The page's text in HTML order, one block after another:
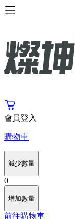
會員登入
購物車
減少數量
0
增加數量
前往購物車